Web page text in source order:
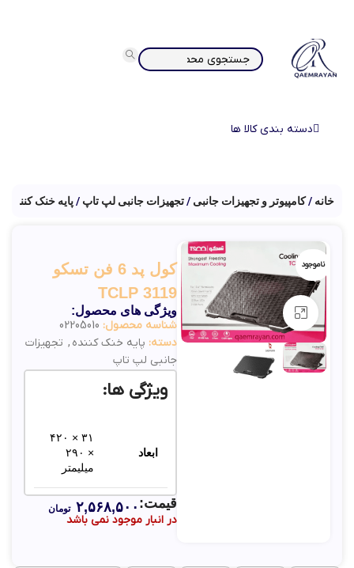
دسته بندی کالا ها
خانه کامپیوتر و تجهیزات جانبی تجهیزات جانبی لپ تاپ پایه خنک کننده
ناموجود
بزرگنمایی تصویر
کول پد 6 فن تسکو
TCLP 3119
ویژگی های محصول:
شناسه محصول: 02205010
دسته: پایه خنک کننده , تجهیزات
جانبی لپ تاپ
ویژگی ها:
ابعاد
۳۱ × ۴۲۰
× ۲۹۰
میلیمتر
جنس
پلاستیک
مقاوم +
در انبار موجود نمی باشد
قیمت: ۲,۵۶۸,۵۰۰ تومان